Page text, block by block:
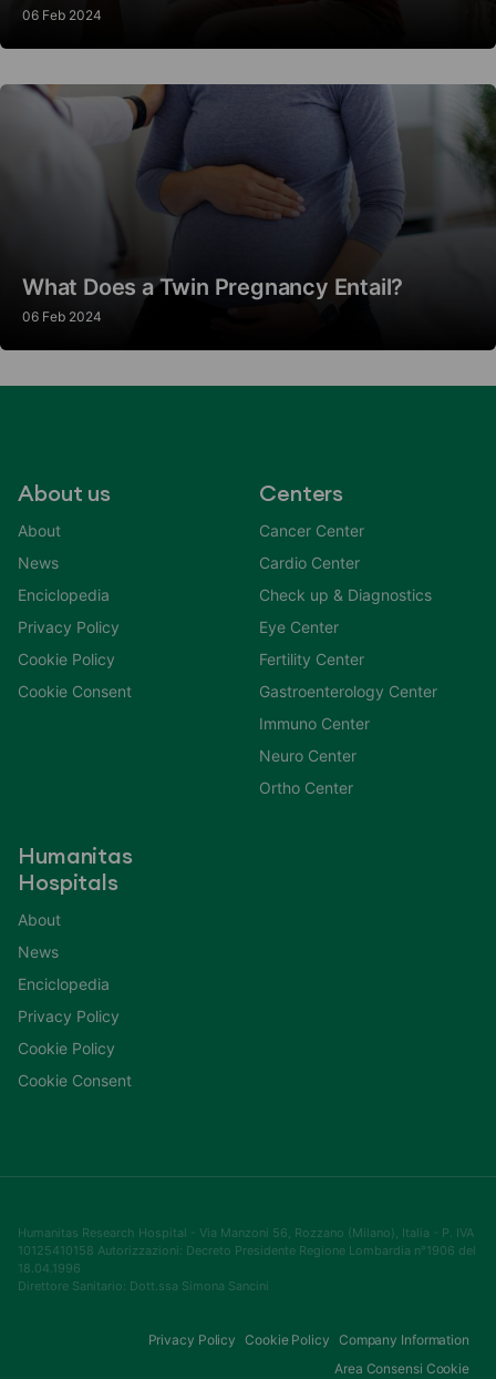
06 Feb 2024
What Does a Twin Pregnancy Entail?
06 Feb 2024
About us
About
News
Enciclopedia
Privacy Policy
Cookie Policy
Cookie Consent
Centers
Cancer Center
Cardio Center
Check up & Diagnostics
Eye Center
Fertility Center
Gastroenterology Center
Immuno Center
Neuro Center
Ortho Center
Humanitas
Hospitals
About
News
Enciclopedia
Privacy Policy
Cookie Policy
Cookie Consent
Humanitas Research Hospital - Via Manzoni 56, Rozzano (Milano), Italia - P. IVA
10125410158 Autorizzazioni: Decreto Presidente Regione Lombardia n°1906 del
18.04.1996
Direttore Sanitario: Dott.ssa Simona Sancini
Privacy Policy Cookie Policy Company Information
Area Consensi Cookie